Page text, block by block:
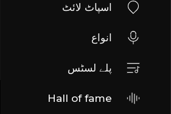
اسپاٹ لائٹ
انواع
پلے لسٹس
Hall of fame